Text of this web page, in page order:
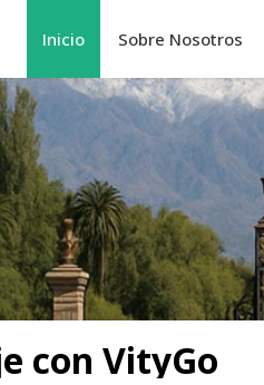
Inicio Sobre Nosotros
con VityGo